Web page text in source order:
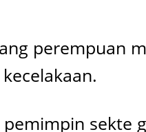
perempuan
sekte